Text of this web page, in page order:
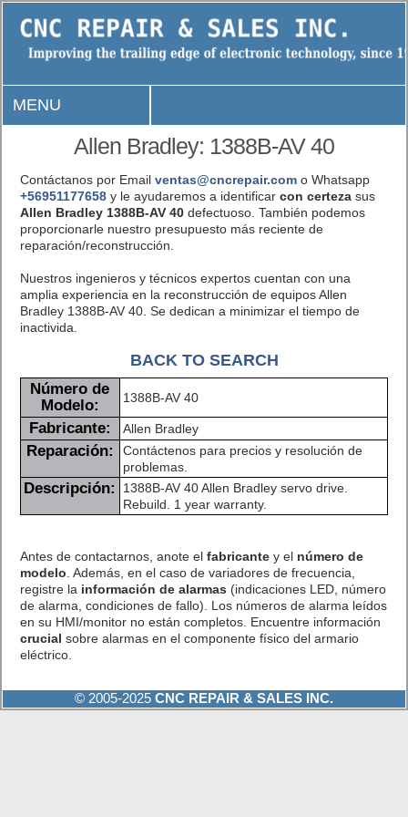
MENU
Allen Bradley: 1388B-AV 40
Contáctanos por Email ventas@cncrepair.como Whatsapp
+56951177658y le ayudaremos a identificar con certezasus
Allen Bradley 1388B-AV 40defectuoso. También podemos
proporcionarle nuestro presupuesto más reciente de
reparación/reconstrucción.
Nuestros ingenieros y técnicos expertos cuentan con una
amplia experiencia en la reconstrucción de equipos Allen
Bradley 1388B-AV 40. Se dedican a minimizar el tiempo de
inactivida.
BACK TO SEARCH
Número de
Modelo:
1388B-AV 40
Fabricante: Allen Bradley
Reparación:
Contáctenos para precios y resolución de
problemas.
Descripción:
1388B-AV 40 Allen Bradley servo drive.
Rebuild. 1 year warranty.
Antes de contactarnos, anote el fabricantey el número de
modelo . Además, en el caso de variadores de frecuencia,
registre la información de alarmas (indicaciones LED, número
de alarma, condiciones de fallo). Los números de alarma leídos
en su HMI/monitor no están completos. Encuentre información
crucial sobre alarmas en el componente físico del armario
eléctrico.
© 2005-2025 CNC REPAIR & SALES INC.